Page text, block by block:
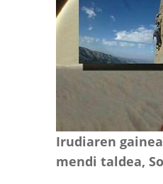
Irudiaren
mendi taldea,